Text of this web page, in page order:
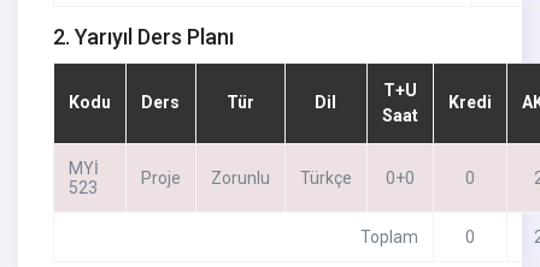
2. Yarıyıl Ders Planı
Kodu Ders Tür Dil
T+U
Saat
Kredi
MYİ
523
Proje Zorunlu Türkçe 0+0 0
Toplam 0